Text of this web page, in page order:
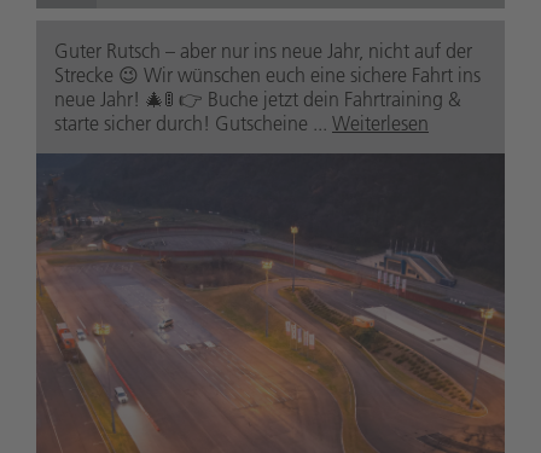
Guter Rutsch – aber nur ins neue Jahr, nicht auf der
Strecke 😉 Wir wünschen euch eine sichere Fahrt ins
neue Jahr! 🎄🚦 👉 Buche jetzt dein Fahrtraining &
starte sicher durch! Gutscheine ... Weiterlesen